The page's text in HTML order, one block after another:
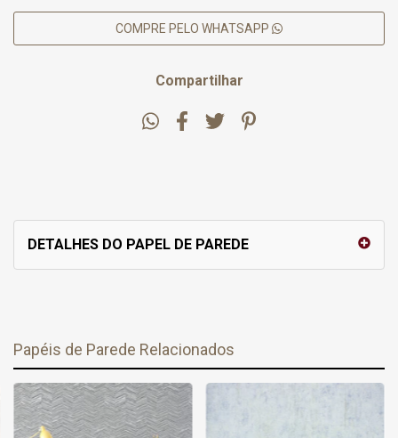
COMPRE PELO WHATSAPP
Compartilhar
DETALHES DO PAPEL DE PAREDE
Papéis de Parede Relacionados